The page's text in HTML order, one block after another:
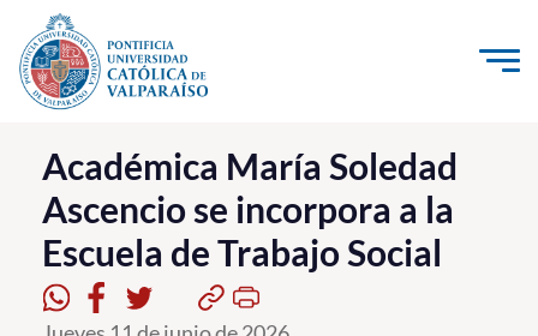
Click acá para ir directamente al contenido
La Universidad
Investigación, Creación e Innovación
PUCV Internacional
Vinculación con el Medio
Académica María Soledad
Ascencio se incorpora a la
Escuela de Trabajo Social